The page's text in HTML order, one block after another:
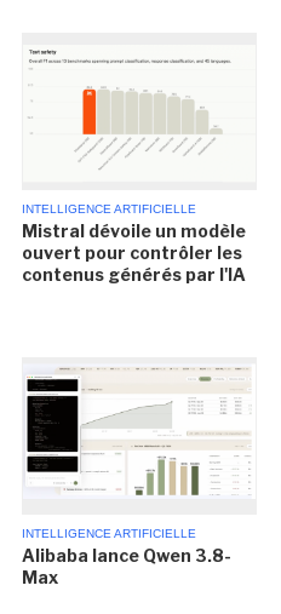
INTELLIGENCE ARTIFICIELLE
Mistral dévoile un modèle
ouvert pour contrôler les
contenus générés par l'IA
INTELLIGENCE ARTIFICIELLE
Alibaba lance Qwen 3.8-
Max